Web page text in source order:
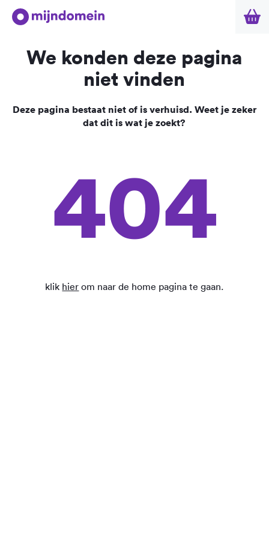
We konden deze pagina
niet vinden
Deze pagina bestaat niet of is verhuisd. Weet je zeker
dat dit is wat je zoekt?
404
klik hier om naar de home pagina te gaan.